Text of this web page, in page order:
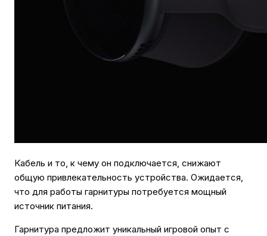
Кабель и то, к чему он подключается, снижают
общую привлекательность устройства. Ожидается,
что для работы гарнитуры потребуется мощный
источник питания.
Гарнитура предложит уникальный игровой опыт с